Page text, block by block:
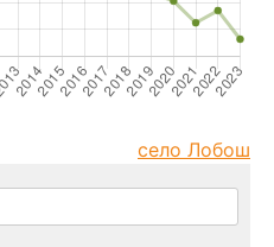
село Лобош